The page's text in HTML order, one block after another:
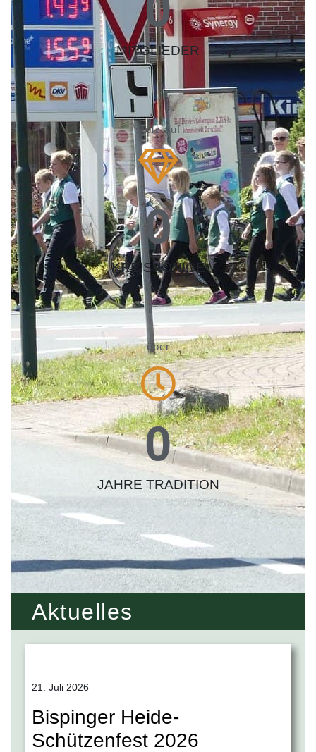
MITGLIEDER
stolz auf
KREISKÖNIGE
0
über
JAHRE TRADITION
0
Aktuelles
21. Juli 2026
Bispinger Heide-
Schützenfest 2026